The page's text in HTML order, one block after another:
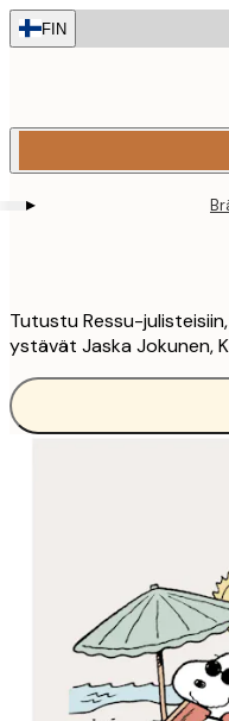
Skip
to
FIN
▸
Tutustu Ressu-
ystävät Jaska Jokunen,